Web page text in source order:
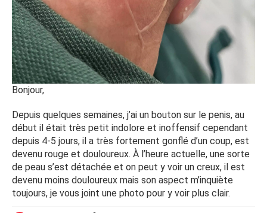
Bonjour,
Depuis quelques semaines, j’ai un bouton sur le penis, au
début il était très petit indolore et inoffensif cependant
depuis 4-5 jours, il a très fortement gonflé d’un coup, est
devenu rouge et douloureux. À l’heure actuelle, une sorte
de peau s’est détachée et on peut y voir un creux, il est
devenu moins douloureux mais son aspect m’inquiète
toujours, je vous joint une photo pour y voir plus clair.